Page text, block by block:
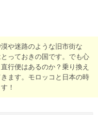
や迷路のような旧市街な
っておきの国です。でも心
行便はあるのか？乗り換え
ます。モロッコと日本の時
！